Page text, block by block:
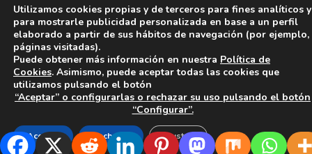
Utilizamos cookies propias y de terceros para fines analíticos y
para mostrarle publicidad personalizada en base a un perfil
elaborado a partir de sus hábitos de navegación (por ejemplo,
páginas visitadas).
Puede obtener más información en nuestra Política de
Cookies. Asimismo, puede aceptar todas las cookies que
utilizamos pulsando el botón
“Aceptar” o configurarlas o rechazar su uso pulsando el botón
“Configurar”.
Aceptar Rechazar Ajustes